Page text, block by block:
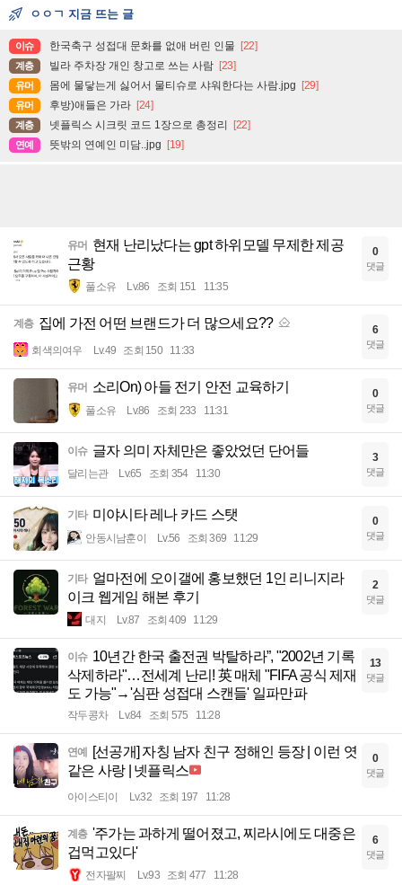
ㅇㅇㄱ 지금 뜨는 글
이슈 한국축구 성접대 문화를 없애 버린 인물 [22]
계층 빌라 주차장 개인 창고로 쓰는 사람 [23]
유머 몸에 물닿는게 싫어서 물티슈로 샤워한다는 사람.jpg [29]
유머 후방)애들은 가라 [24]
계층 넷플릭스 시크릿 코드 1장으로 총정리 [22]
연예 뜻밖의 연예인 미담..jpg [19]
유머 현재 난리났다는 gpt 하위모델 무제한 제공
근황
풀소유 Lv.86 조회 151 11:35
0
댓글
계층 집에 가전 어떤 브랜드가 더 많으세요??
회색의여우 Lv.49 조회 150 11:33
6
댓글
유머 소리On) 아들 전기 안전 교육하기
풀소유 Lv.86 조회 233 11:31
0
댓글
이슈 글자 의미 자체만은 좋았었던 단어들
달리는관 Lv.65 조회 354 11:30
3
댓글
기타 미야시타 레나 카드 스탯
안동시남훈이 Lv.56 조회 369 11:29
0
댓글
기타 얼마전에 오이갤에 홍보했던 1인 리니지라
이크 웹게임 해본 후기
대지 Lv.87 조회 409 11:29
2
댓글
이슈 10년간 한국 출전권 박탈하라”, "2002년 기록
삭제하라"…전세계 난리! 英 매체 "FIFA 공식 제재
도 가능"→'심판 성접대 스캔들' 일파만파
작두콩차 Lv.84 조회 575 11:28
13
댓글
연예 [선공개] 자칭 남자 친구 정해인 등장 | 이런 엿
같은 사랑 | 넷플릭스
아이스티이 Lv.32 조회 197 11:28
0
댓글
계층 '주가는 과하게 떨어졌고, 찌라시에도 대중은
겁먹고있다'
전자팔찌 Lv.93 조회 477 11:28
6
댓글